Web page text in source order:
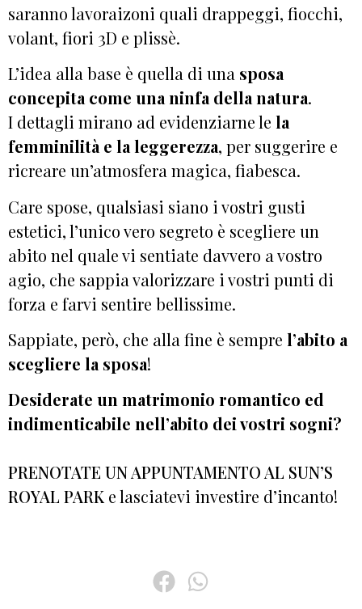
saranno lavoraizoni quali drappeggi, fiocchi,
volant, fiori 3D e plissè.
L’idea alla base è quella di una sposa
concepita come una ninfa della natura.
I dettagli mirano ad evidenziarne le la
femminilità e la leggerezza, per suggerire e
ricreare un’atmosfera magica, fiabesca.
Care spose, qualsiasi siano i vostri gusti
estetici, l’unico vero segreto è scegliere un
abito nel quale vi sentiate davvero a vostro
agio, che sappia valorizzare i vostri punti di
forza e farvi sentire bellissime.
Sappiate, però, che alla fine è sempre l’abito a
scegliere la sposa!
Desiderate un matrimonio romantico ed
indimenticabile nell’abito dei vostri sogni?
PRENOTATE UN APPUNTAMENTO AL SUN’S
ROYAL PARK e lasciatevi investire d’incanto!